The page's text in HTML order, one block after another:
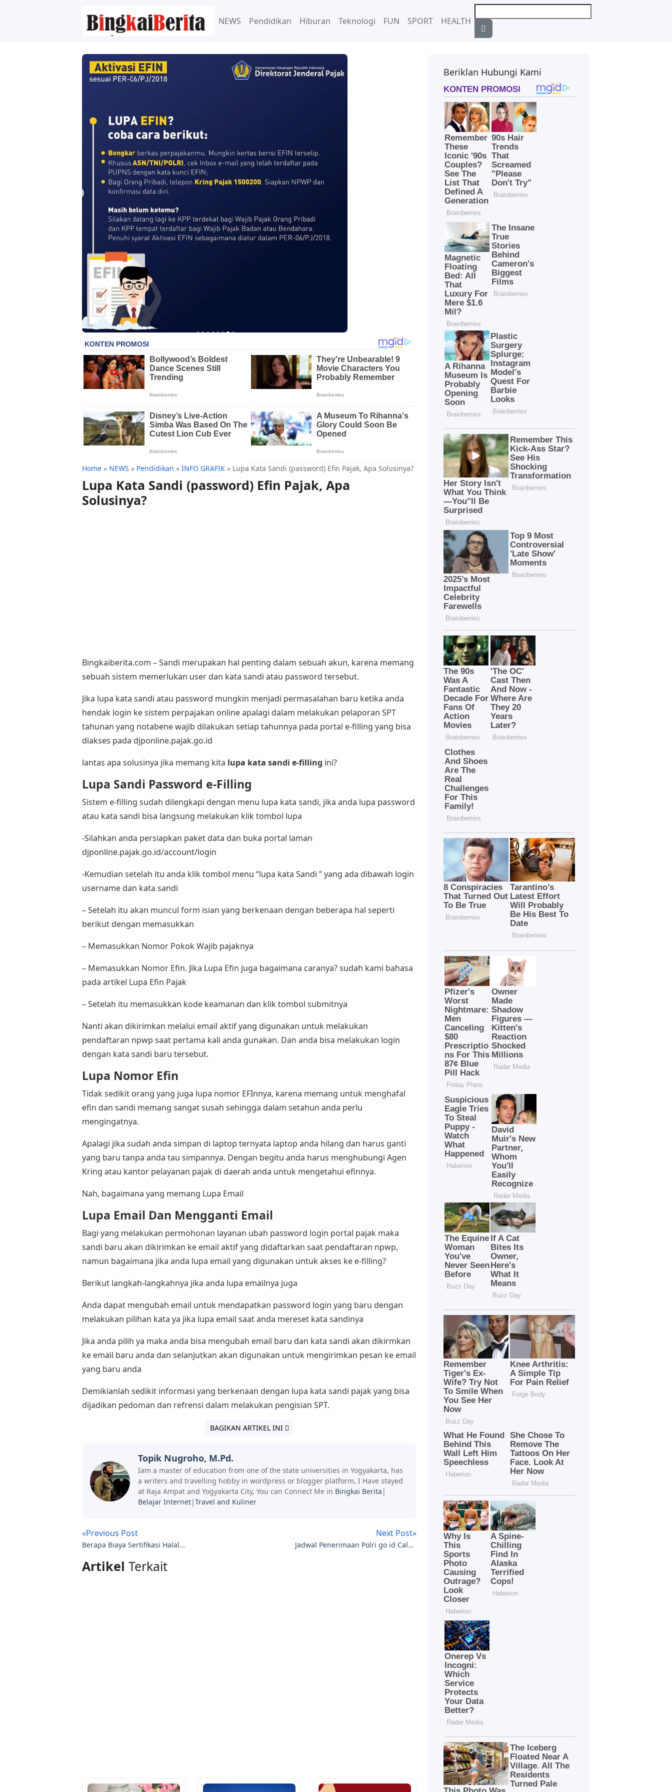
NEWS Pendidikan Hiburan Teknologi FUN SPORT HEALTH
Home » NEWS » Pendidikan » INFO GRAFIK » Lupa Kata Sandi (password) Efin Pajak, Apa Solusinya?
Lupa Kata Sandi (password) Efin Pajak, Apa
Solusinya?
Bingkaiberita.com – Sandi merupakan hal penting dalam sebuah akun, karena memang
sebuah sistem memerlukan user dan kata sandi atau password tersebut.
Jika lupa kata sandi atau password mungkin menjadi permasalahan baru ketika anda
hendak login ke sistem perpajakan online apalagi dalam melakukan pelaporan SPT
tahunan yang notabene wajib dilakukan setiap tahunnya pada portal e-filling yang bisa
diakses pada djponline.pajak.go.id
lantas apa solusinya jika memang kita lupa kata sandi e-filling ini?
Lupa Sandi Password e-Filling
Sistem e-filling sudah dilengkapi dengan menu lupa kata sandi, jika anda lupa password
atau kata sandi bisa langsung melakukan klik tombol lupa
-Silahkan anda persiapkan paket data dan buka portal laman
djponline.pajak.go.id/account/login
-Kemudian setelah itu anda klik tombol menu “lupa kata Sandi ” yang ada dibawah login
username dan kata sandi
– Setelah itu akan muncul form isian yang berkenaan dengan beberapa hal seperti
berikut dengan memasukkan
– Memasukkan Nomor Pokok Wajib pajaknya
– Memasukkan Nomor Efin. Jika Lupa Efin juga bagaimana caranya? sudah kami bahasa
pada artikel Lupa Efin Pajak
– Setelah itu memasukkan kode keamanan dan klik tombol submitnya
Nanti akan dikirimkan melalui email aktif yang digunakan untuk melakukan
pendaftaran npwp saat pertama kali anda gunakan. Dan anda bisa melakukan login
dengan kata sandi baru tersebut.
Lupa Nomor Efin
Tidak sedikit orang yang juga lupa nomor EFInnya, karena memang untuk menghafal
efin dan sandi memang sangat susah sehingga dalam setahun anda perlu
mengingatnya.
Apalagi jika sudah anda simpan di laptop ternyata laptop anda hilang dan harus ganti
yang baru tanpa anda tau simpannya. Dengan begitu anda harus menghubungi Agen
Kring atau kantor pelayanan pajak di daerah anda untuk mengetahui efinnya.
Nah, bagaimana yang memang Lupa Email
Lupa Email Dan Mengganti Email
Bagi yang melakukan permohonan layanan ubah password login portal pajak maka
sandi baru akan dikirimkan ke email aktif yang didaftarkan saat pendaftaran npwp,
namun bagaimana jika anda lupa email yang digunakan untuk akses ke e-filling?
Berikut langkah-langkahnya jika anda lupa emailnya juga
Anda dapat mengubah email untuk mendapatkan password login yang baru dengan
melakukan pilihan kata ya jika lupa email saat anda mereset kata sandinya
Jika anda pilih ya maka anda bisa mengubah email baru dan kata sandi akan dikirmkan
ke email baru anda dan selanjutkan akan digunakan untuk mengirimkan pesan ke email
yang baru anda
Demikianlah sedikit informasi yang berkenaan dengan lupa kata sandi pajak yang bisa
dijadikan pedoman dan refrensi dalam melakukan pengisian SPT.
BAGIKAN ARTIKEL INI
Topik Nugroho, M.Pd.
Iam a master of education from one of the state universities in Yogyakarta, has
a writers and travelling hobby in wordpress or blogger platform, I Have stayed
at Raja Ampat and Yogyakarta City, You can Connect Me in Bingkai Berita |
Belajar Internet|Travel and Kuliner
«Previous Post
Berapa Biaya Sertifikasi Halal
Next Post»
Jadwal Penerimaan Polri go id Calon
Artikel Terkait
Beriklan Hubungi Kami